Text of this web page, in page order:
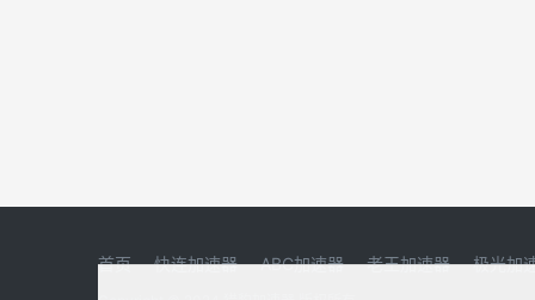
首页 快连加速器 ABC加速器 老王加速器 极光加